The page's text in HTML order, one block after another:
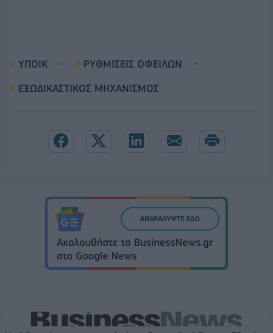
ΥΠΟΙΚ
ΡΥΘΜΙΣΕΙΣ ΟΦΕΙΛΩΝ
ΕΞΩΔΙΚΑΣΤΙΚΟΣ ΜΗΧΑΝΙΣΜΟΣ